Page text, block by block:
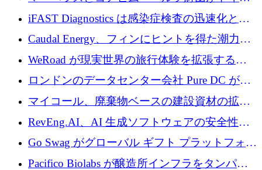
の商業化ギャップを埋めるために2,000万ユー
ロのディープテック基金を立ち上げる
iFAST Diagnostics は感染症検査の迅速化と抗
菌薬耐性への取り組みに 500 万ポンドを寄付
Caudal Energy、フィンにヒントを得た潮力発
電技術の規模拡大に向けて 430 万ポンドを調
WeRoad が現実世界の旅行体験を拡張するた
めに 5,800 万ドルを獲得
ロンドンのデータセンター会社 Pure DC が欧
州と中東の拡張に 27 億ドルを確保
マイコール、廃棄物ベースの建設資材の拡大
に400万ポンドを投資
RevEng.AI、AI 生成ソフトウェアの安全性を
確保するために 1,500 万ドルを調達
Go Swag がグローバル ギフト プラットフォー
ムを拡大するために 500 万ドルを調達
Pacifico Biolabs が醸造所インフラをタンパク